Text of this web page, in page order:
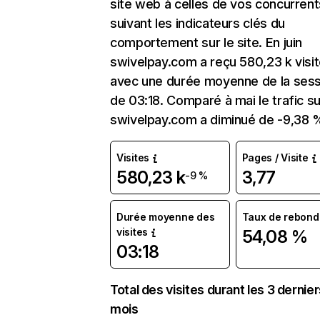
site web à celles de vos
suivant les indicateurs clés du
comportement sur le site. En juin
swivelpay.com a reçu 580,23 k
avec une durée moyenne de la
de 03:18. Comparé à mai le trafic
swivelpay.com a diminué de -9,38
Visites
580,23 k-9 %
Pages / Visite
3,77
Durée moyenne des
visites
03:18
Taux de rebond
54,08 %
Total des visites durant les 3
mois